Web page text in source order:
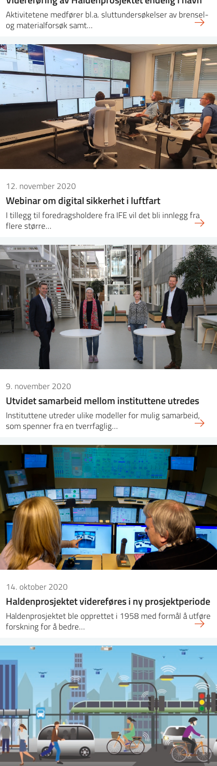
Aktivitetene medfører bl.a. sluttundersøkelser av brensel-
og materialforsøk samt…
12. november 2020
Webinar om digital sikkerhet i luftfart
I tillegg til foredragsholdere fra IFE vil det bli innlegg fra
flere større…
9. november 2020
Utvidet samarbeid mellom instituttene utredes
Instituttene utreder ulike modeller for mulig samarbeid,
som spenner fra en tverrfaglig…
14. oktober 2020
Haldenprosjektet videreføres i ny prosjektperiode
Haldenprosjektet ble opprettet i 1958 med formål å utføre
forskning for å bedre…